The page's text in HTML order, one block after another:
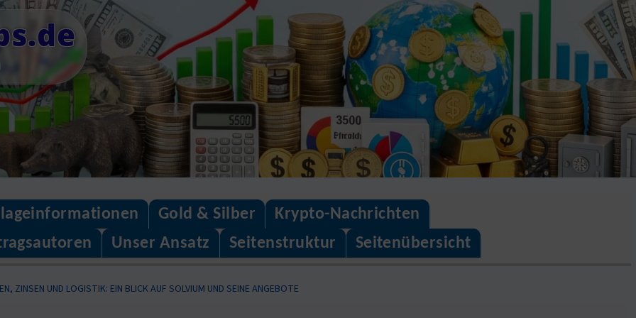
Gold & Silber
Krypto-Nachrichten
Unser Ansatz Seitenstruktur Seitenübersicht
ZINSEN UND LOGISTIK: EIN BLICK AUF SOLVIUM UND SEINE ANGEBOTE